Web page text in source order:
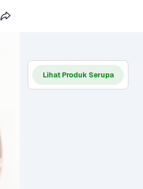
Lihat Produk Serupa